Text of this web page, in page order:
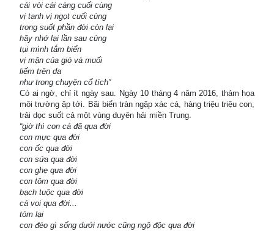
cái vòi cái càng cuối cùng
vị tanh vị ngọt cuối cùng
trong suốt phần đời còn lại
hãy nhớ lại lần sau cùng
tụi mình tắm biển
vị mặn của gió và muối
liếm trên da
như trong chuyện cổ tích”
Có ai ngờ, chỉ ít ngày sau. Ngày 10 tháng 4 năm 2016, thảm họa
môi trường ập tới. Bãi biển tràn ngập xác cá, hàng triệu triệu con,
trải dọc suốt cả một vùng duyên hải miền Trung.
“giờ thì con cá đã qua đời
con mực qua đời
con ốc qua đời
con sứa qua đời
con ghẹ qua đời
con tôm qua đời
bạch tuộc qua đời
cá voi qua đời...
tóm lại
con đéo gì sống dưới nước cũng ngộ độc qua đời